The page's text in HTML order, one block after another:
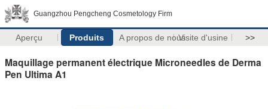
Guangzhou Pengcheng Cosmetology Firm
Aperçu Produits A propos de nousVisite d'usine >>
Maquillage permanent électrique Microneedles de Derma
Pen Ultima A1